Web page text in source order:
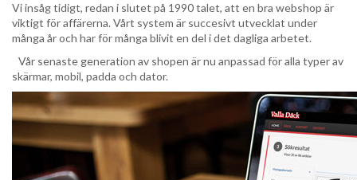
Vi insåg tidigt, redan i slutet på 1990 talet, att en bra webshop är
viktigt för affärerna. Vårt system är succesivt utvecklat under
många år och har för många blivit en del i det dagliga arbetet.
Vår senaste generation av shopen är nu anpassad för alla typer av
skärmar, mobil, padda och dator.